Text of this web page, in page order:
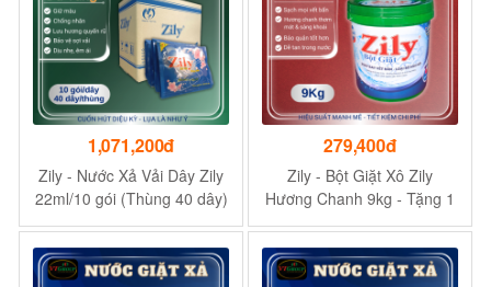
1,071,200đ
Zily - Nước Xả Vải Dây Zily
22ml/10 gói (Thùng 40 dây)
+ Tặng 1 Chai Xịt Thơm &
Làm Phẳng Zily 300g
279,400đ
Zily - Bột Giặt Xô Zily
Hương Chanh 9kg - Tặng 1
Xịt Thơm & Làm Phẳng Zily
100g